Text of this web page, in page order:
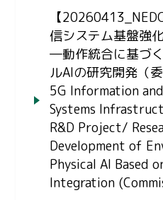
【
信システム基盤強
―動作統合に基づ
ルAIの研究開発（
5G Information
Systems
R&D Project/
Development of
Physical AI Based
Integration